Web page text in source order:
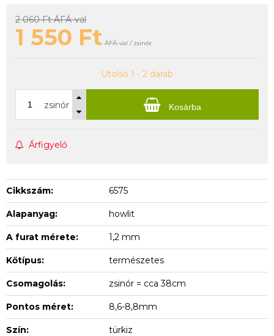
2 060 FtÁFÁ-val
1 550 Ft ÁFÁ-val / zsinór
Utolsó 1 - 2 darab
zsinór Kosárba
Árfigyelő
Cikkszám: 6575
Alapanyag: howlit
A furat mérete: 1,2 mm
Kőtípus: természetes
Csomagolás: zsinór = cca 38cm
Pontos méret: 8,6-8,8mm
Szín: türkiz